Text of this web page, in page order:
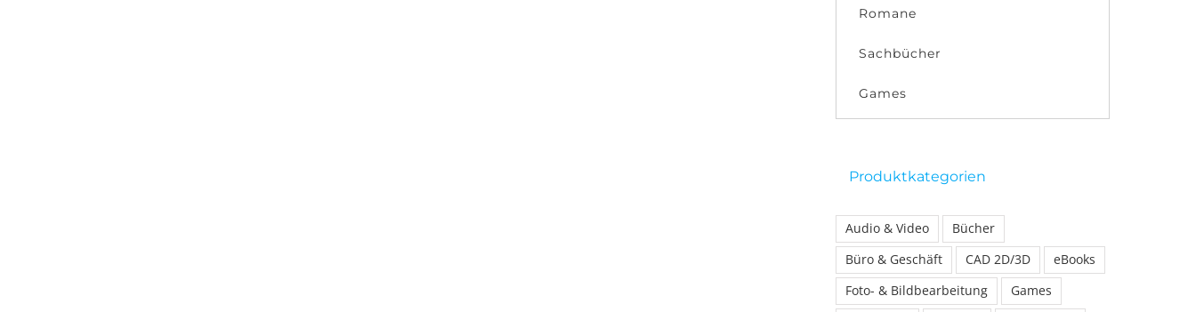
Romane
Sachbücher
Games
Produktkategorien
Audio & Video
Bücher
Büro & Geschäft
CAD 2D/3D
eBooks
Foto- & Bildbearbeitung
Games